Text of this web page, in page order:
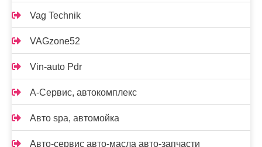
Vag Technik
VAGzone52
Vin-auto Pdr
А-Сервис, автокомплекс
Авто spa, автомойка
Авто-сервис авто-масла авто-запчасти